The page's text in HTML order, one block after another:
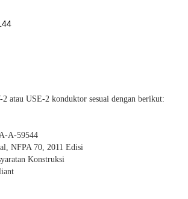
atau USE-2 konduktor sesuai dengan berikut:
A-59544
NFPA 70, 2011 Edisi
Konstruksi